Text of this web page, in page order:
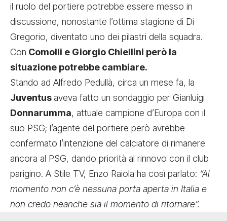
il ruolo del portiere potrebbe essere messo in
discussione, nonostante l’ottima stagione di Di
Gregorio, diventato uno dei pilastri della squadra.
Con Comolli e Giorgio Chiellini però la
situazione potrebbe cambiare.
Stando ad Alfredo Pedullà, circa un mese fa, la
Juventus aveva fatto un sondaggio per Gianluigi
Donnarumma, attuale campione d’Europa con il
suo PSG; l’agente del portiere però avrebbe
confermato l’intenzione del calciatore di rimanere
ancora al PSG, dando priorità al rinnovo con il club
parigino. A Stile TV, Enzo Raiola ha così parlato: “Al
momento non c’è nessuna porta aperta in Italia e
non credo neanche sia il momento di ritornare”.